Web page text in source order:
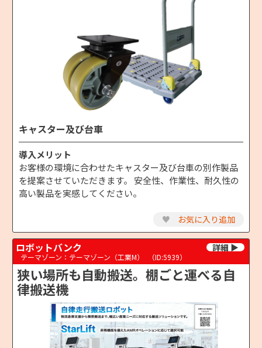
キャスター及び台車
導入メリット
お客様の環境に合わせたキャスター及び台車の別作製品
を提案させていただきます。 安全性、作業性、耐久性の
高い製品を実感してください。
♥ お気に入り追加
ロボットバンク
テーマゾーン：テーマゾーン（工業M） （ID:5939）
狭い場所も自動搬送。棚ごと運べる自
律搬送機